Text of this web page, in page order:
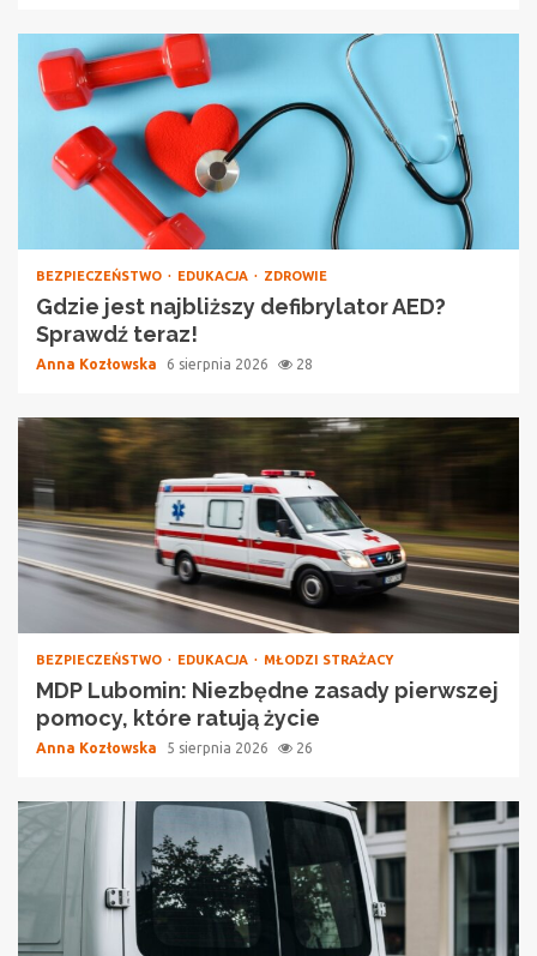
BEZPIECZEŃSTWO EDUKACJA ZDROWIE
Gdzie jest najbliższy defibrylator AED?
Sprawdź teraz!
Anna Kozłowska 6 sierpnia 2026 28
BEZPIECZEŃSTWO EDUKACJA MŁODZI STRAŻACY
MDP Lubomin: Niezbędne zasady pierwszej
pomocy, które ratują życie
Anna Kozłowska 5 sierpnia 2026 26